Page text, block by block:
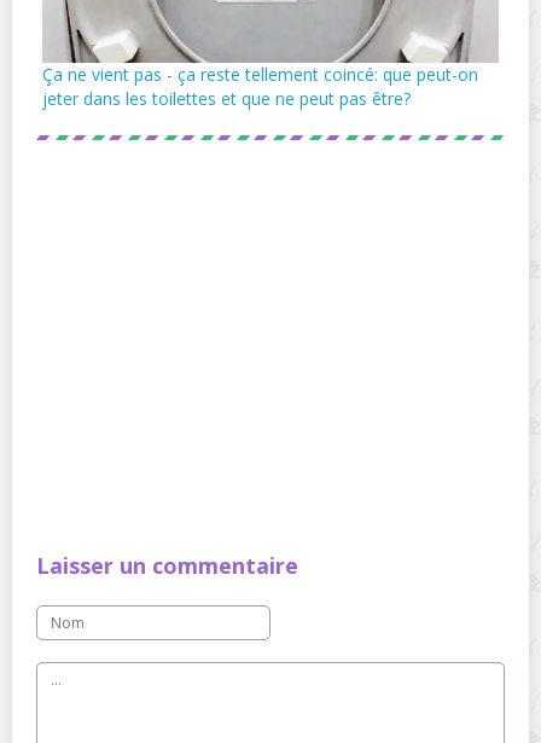
Ça ne vient pas - ça reste tellement coincé: que peut-on
jeter dans les toilettes et que ne peut pas être?
Laisser un commentaire